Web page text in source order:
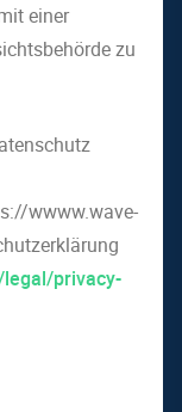
einer
zu
wwww.wave-
privacy-